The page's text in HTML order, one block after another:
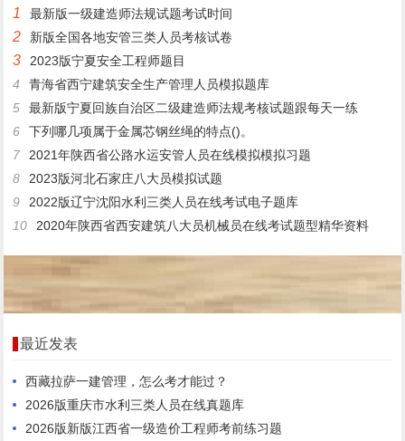
1 最新版一级建造师法规试题考试时间
2 新版全国各地安管三类人员考核试卷
3
2023版宁夏安全工程师题目
4
青海省西宁建筑安全生产管理人员模拟题库
5
最新版宁夏回族自治区二级建造师法规考核试题跟每天一练
6
下列哪几项属于金属芯钢丝绳的特点()。
7
2021年陕西省公路水运安管人员在线模拟模拟习题
8
2023版河北石家庄八大员模拟试题
9
2022版辽宁沈阳水利三类人员在线考试电子题库
10
2020年陕西省西安建筑八大员机械员在线考试题型精华资料
最近发表
西藏拉萨一建管理，怎么考才能过？
2026版重庆市水利三类人员在线真题库
2026版新版江西省一级造价工程师考前练习题